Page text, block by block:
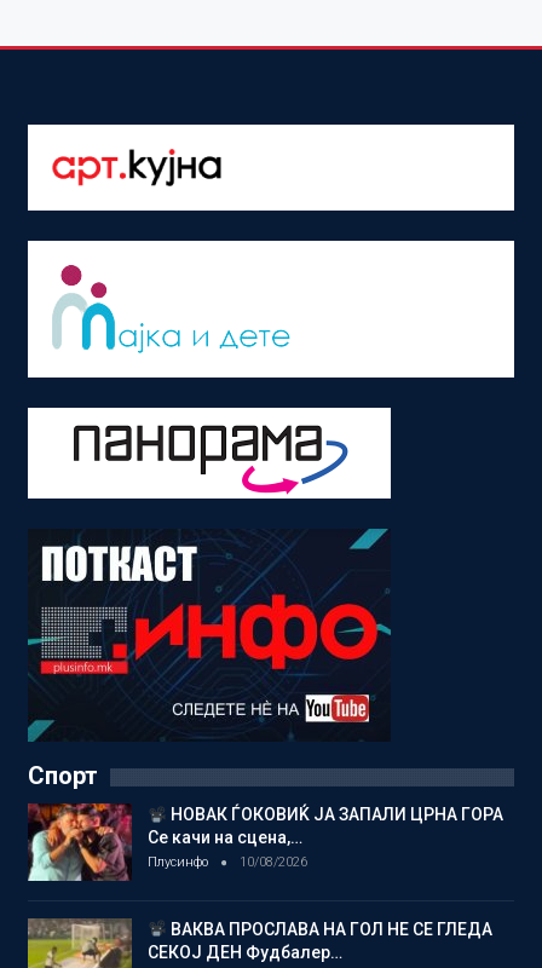
Спорт
НОВАК ЃОКОВИЌ ЈА ЗАПАЛИ ЦРНА ГОРА
Се качи на сцена,…
Плусинфо 10/08/2026
ВАКВА ПРОСЛАВА НА ГОЛ НЕ СЕ ГЛЕДА
СЕКОЈ ДЕН Фудбалер…